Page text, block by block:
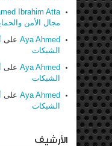
Ibrahim Atta
مجال الأمن
Aya Ahmed على
الشبكات
Aya Ahmed على
الشبكات
Aya Ahmed على
الشبكات
الأرشيف